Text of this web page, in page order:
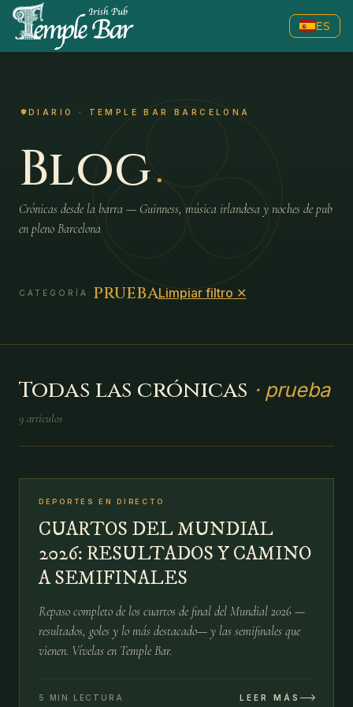
ES
DIARIO · TEMPLE BAR BARCELONA
Blog.
Crónicas desde la barra — Guinness, música irlandesa y noches de pub
en pleno Barcelona
CATEGORÍA: pruebaLimpiar filtro ✕
Todas las crónicas · prueba
9 artículos
13 JUL
DEPORTES EN DIRECTO
CUARTOS DEL MUNDIAL
2026: RESULTADOS Y CAMINO
A SEMIFINALES
Repaso completo de los cuartos de final del Mundial 2026 —
resultados, goles y lo más destacado— y las semifinales que
vienen. Vívelas en Temple Bar.
5 MIN LECTURA LEER MÁS